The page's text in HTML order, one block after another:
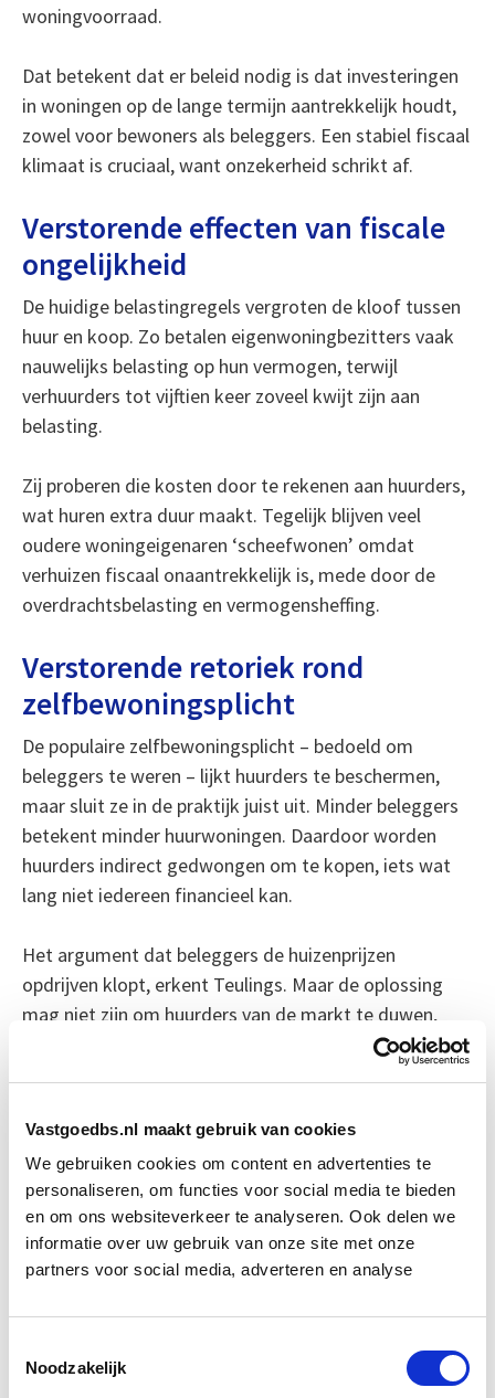
Vastgoedbs.nl maakt gebruik van cookies
We gebruiken cookies om content en advertenties te
personaliseren, om functies voor social media te bieden
en om ons websiteverkeer te analyseren. Ook delen we
informatie over uw gebruik van onze site met onze
partners voor social media, adverteren en analyse
Noodzakelijk
woningvoorraad.
Dat betekent dat er beleid nodig is dat investeringen
in woningen op de lange termijn aantrekkelijk houdt,
zowel voor bewoners als beleggers. Een stabiel fiscaal
klimaat is cruciaal, want onzekerheid schrikt af.
Verstorende effecten van fiscale
ongelijkheid
De huidige belastingregels vergroten de kloof tussen
huur en koop. Zo betalen eigenwoningbezitters vaak
nauwelijks belasting op hun vermogen, terwijl
verhuurders tot vijftien keer zoveel kwijt zijn aan
belasting.
Zij proberen die kosten door te rekenen aan huurders,
wat huren extra duur maakt. Tegelijk blijven veel
oudere woningeigenaren ‘scheefwonen’ omdat
verhuizen fiscaal onaantrekkelijk is, mede door de
overdrachtsbelasting en vermogensheffing.
Verstorende retoriek rond
zelfbewoningsplicht
De populaire zelfbewoningsplicht – bedoeld om
beleggers te weren – lijkt huurders te beschermen,
maar sluit ze in de praktijk juist uit. Minder beleggers
betekent minder huurwoningen. Daardoor worden
huurders indirect gedwongen om te kopen, iets wat
lang niet iedereen financieel kan.
Het argument dat beleggers de huizenprijzen
opdrijven klopt, erkent Teulings. Maar de oplossing
mag niet zijn om huurders van de markt te duwen,
alleen zodat kopers het iets makkelijker krijgen. Dat
lost niets op, het verschuift alleen het probleem.
Gelijke behandeling bevordert
doorstroming
De oplossing ligt volgens Teulings in het fiscaal
gelijktrekken van huur- en koopwoningen, het
behouden van de hypotheekrenteaftrek voor starters,
Wie zijn woning (deels) heeft afgelost en geen